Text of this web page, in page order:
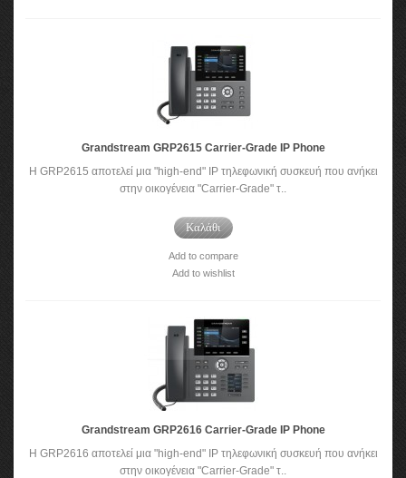
Grandstream GRP2615 Carrier-Grade IP Phone
Η GRP2615 αποτελεί μια "high-end" IP τηλεφωνική συσκευή που ανήκει
στην οικογένεια "Carrier-Grade" τ..
Καλάθι
Add to compare
Add to wishlist
Grandstream GRP2616 Carrier-Grade IP Phone
Η GRP2616 αποτελεί μια "high-end" IP τηλεφωνική συσκευή που ανήκει
στην οικογένεια "Carrier-Grade" τ..